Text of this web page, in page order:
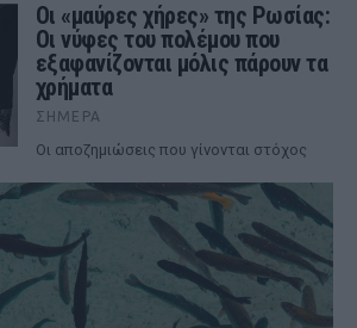
Οι «μαύρες χήρες» της Ρωσίας:
Οι νύφες του πολέμου που
εξαφανίζονται μόλις πάρουν τα
χρήματα
ΣΉΜΕΡΑ
Οι αποζημιώσεις που γίνονται στόχος